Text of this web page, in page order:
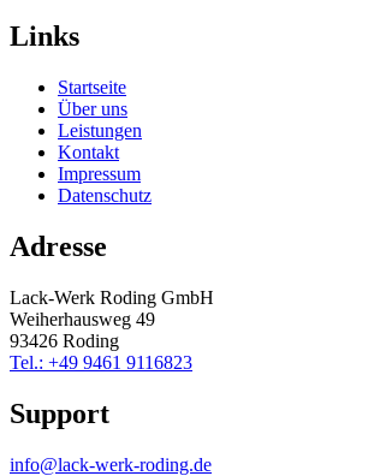
Links
Startseite
Über uns
Leistungen
Kontakt
Impressum
Datenschutz
Adresse
Lack-Werk Roding GmbH
Weiherhausweg 49
93426 Roding
Tel.: +49 9461 9116823
Support
info@lack-werk-roding.de